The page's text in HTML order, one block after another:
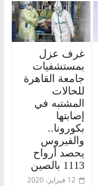
غرف عزل
بمستشفيات
جامعة القاهرة
للحالات
المشتبه في
إصابتها
بكورونا..
والفيروس
يحصد أرواح
1113 بالصين
12 فبراير، 2020